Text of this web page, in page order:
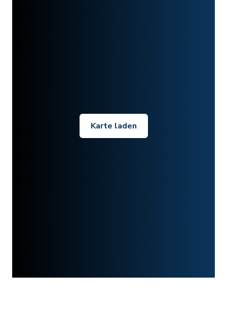
Karte laden